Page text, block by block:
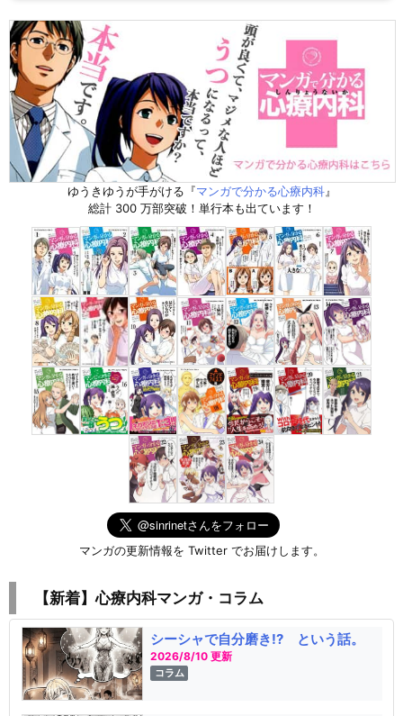
ゆうきゆうが手がける『マンガで分かる心療内科』
総計 300 万部突破！単行本も出ています！
マンガの更新情報を Twitter でお届けします。
【新着】心療内科マンガ・コラム
シーシャで自分磨き!? という話。
2026/8/10 更新
コラム